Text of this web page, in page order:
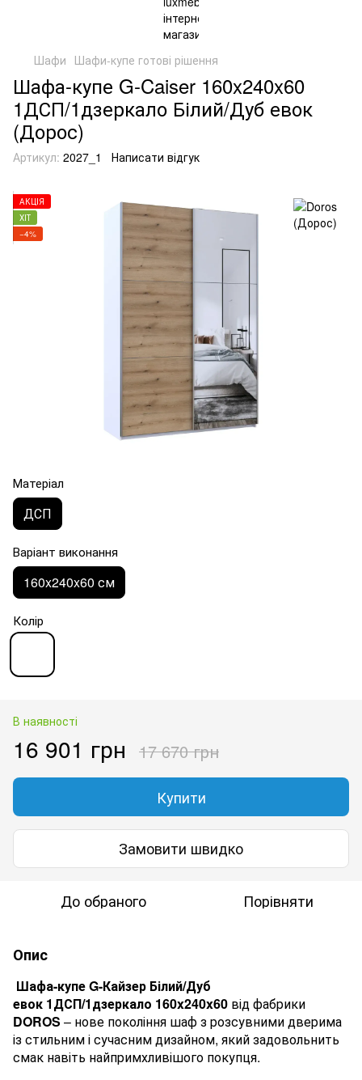
Шафи Шафи-купе готові рішення
Шафа-купе G-Caiser 160x240x60
1ДСП/1дзеркало Білий/Дуб евок
(Дорос)
Артикул: 2027_1 Написати відгук
АКЦІЯ
ХІТ
−4%
Матеріал
ДСП
Варіант виконання
160x240x60 см
Колір
В наявності
16 901 грн 17 670 грн
Купити
Замовити швидко
До обраного Порівняти
Опис
Шафа-купеG-Кайзер Білий/Дуб
евок 1ДСП/1дзеркало 160x240x60 від фабрики
DOROS – нове покоління шаф з розсувними дверима
із стильним і сучасним дизайном, який задовольнить
смак навіть найпримхливішого покупця.